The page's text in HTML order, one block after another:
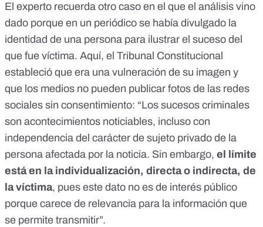
El experto recuerda otro caso en el que el análisis vino
dado porque en un periódico se había divulgado la
identidad de una persona para ilustrar el suceso del
que fue víctima. Aquí, el Tribunal Constitucional
estableció que era una vulneración de su imagen y
que los medios no pueden publicar fotos de las redes
sociales sin consentimiento: “Los sucesos criminales
son acontecimientos noticiables, incluso con
independencia del carácter de sujeto privado de la
persona afectada por la noticia. Sin embargo, el límite
está en la individualización, directa o indirecta, de
la víctima, pues este dato no es de interés público
porque carece de relevancia para la información que
se permite transmitir”.